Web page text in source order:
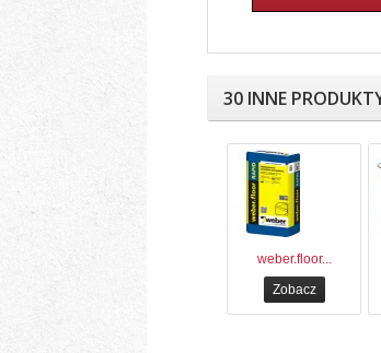
30 INNE
weber.floor...
Zobacz